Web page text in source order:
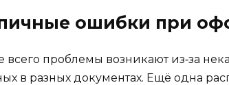
ошибки при
всего проблемы возникают из‑за
в разных документах. Ещё одна